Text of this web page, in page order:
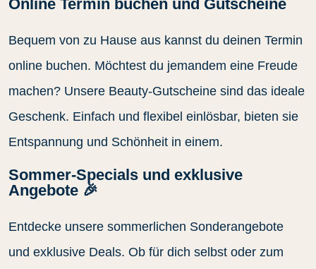
Online Termin buchen und Gutscheine
Bequem von zu Hause aus kannst du deinen Termin
online buchen. Möchtest du jemandem eine Freude
machen? Unsere Beauty-Gutscheine sind das ideale
Geschenk. Einfach und flexibel einlösbar, bieten sie
Entspannung und Schönheit in einem.
Sommer-Specials und exklusive
Angebote 🎉
Entdecke unsere sommerlichen Sonderangebote
und exklusive Deals. Ob für dich selbst oder zum